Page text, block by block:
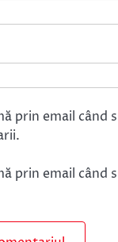
prin email când
prin email când